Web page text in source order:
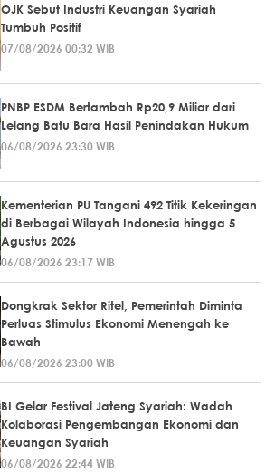
OJK Sebut Industri Keuangan Syariah
Tumbuh Positif
07/08/2026 00:32 WIB
PNBP ESDM Bertambah Rp20,9 Miliar dari
Lelang Batu Bara Hasil Penindakan Hukum
06/08/2026 23:30 WIB
Kementerian PU Tangani 492 Titik Kekeringan
di Berbagai Wilayah Indonesia hingga 5
Agustus 2026
06/08/2026 23:17 WIB
Dongkrak Sektor Ritel, Pemerintah Diminta
Perluas Stimulus Ekonomi Menengah ke
Bawah
06/08/2026 23:00 WIB
BI Gelar Festival Jateng Syariah: Wadah
Kolaborasi Pengembangan Ekonomi dan
Keuangan Syariah
06/08/2026 22:44 WIB